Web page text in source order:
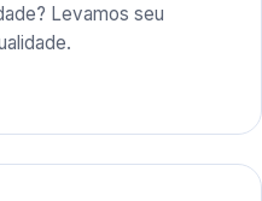
Levamos seu